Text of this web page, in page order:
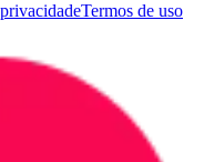
Termos de uso